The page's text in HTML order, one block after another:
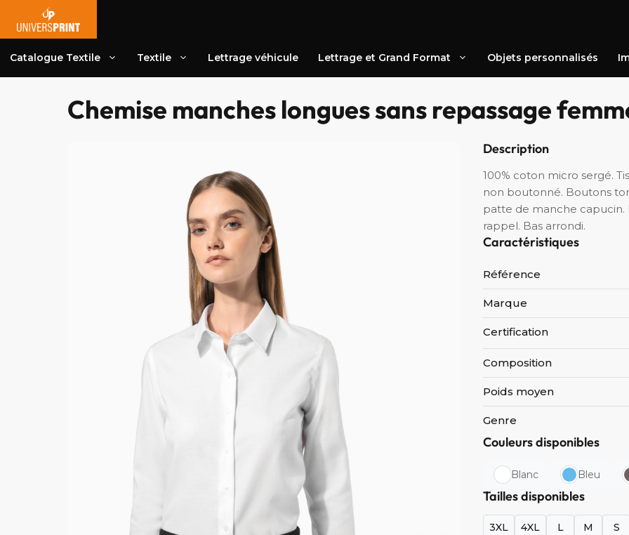
contenu
Catalogue Textile Textile Lettrage véhicule Lettrage et Grand Format Objets personnalisés
Chemise manches longues sans repassage
Description
100% coton micro sergé.
non boutonné. Boutons
patte de manche capucin.
rappel. Bas arrondi.
Caractéristiques
Référence
Marque
Certification
Composition
Poids moyen
Genre
Couleurs disponibles
Blanc Bleu
Tailles disponibles
3XL 4XL L M S